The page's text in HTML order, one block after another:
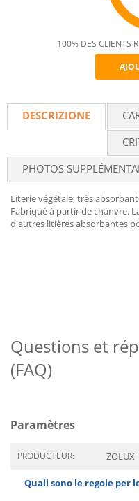
100% DES CLIENTS
DESCRIZIONE
PHOTOS
Literie végétale, très
Fabriqué à partir de chanvre.
d'autres litières absorbantes
Questions et
(FAQ)
Paramètres
PRODUCTEUR: ZOLUX
Quali sono le regole per